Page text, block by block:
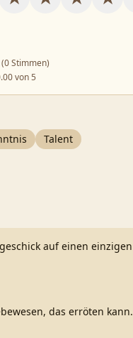
0 Stimmen)
von 5
Talent
auf einen
das erröten